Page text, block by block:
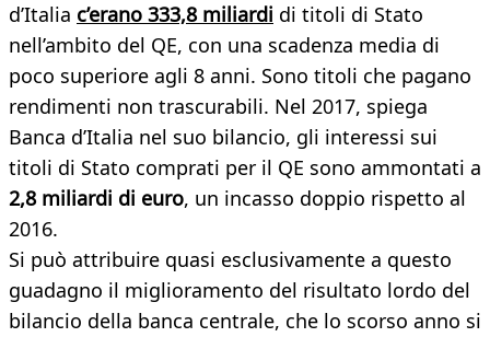
d’Italia c’erano 333,8 miliardi di titoli di Stato
nell’ambito del QE, con una scadenza media di
poco superiore agli 8 anni. Sono titoli che pagano
rendimenti non trascurabili. Nel 2017, spiega
Banca d’Italia nel suo bilancio, gli interessi sui
titoli di Stato comprati per il QE sono ammontati a
2,8 miliardi di euro, un incasso doppio rispetto al
2016.
Si può attribuire quasi esclusivamente a questo
guadagno il miglioramento del risultato lordo del
bilancio della banca centrale, che lo scorso anno si